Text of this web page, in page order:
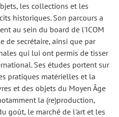
les collections et les
historiques. Son parcours a
au sein du board de l'ICOM
de secrétaire, ainsi que par
qui lui ont permis de tisser
Ses études portent sur
pratiques matérielles et la
et des objets du Moyen Âge
la (re)production,
goût, le marché de l'art et les